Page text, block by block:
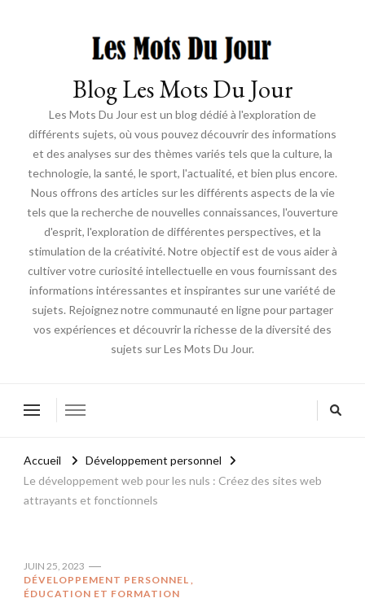
Blog Les Mots Du Jour
Les Mots Du Jour est un blog dédié à l'exploration de
différents sujets, où vous pouvez découvrir des informations
et des analyses sur des thèmes variés tels que la culture, la
technologie, la santé, le sport, l'actualité, et bien plus encore.
Nous offrons des articles sur les différents aspects de la vie
tels que la recherche de nouvelles connaissances, l'ouverture
d'esprit, l'exploration de différentes perspectives, et la
stimulation de la créativité. Notre objectif est de vous aider à
cultiver votre curiosité intellectuelle en vous fournissant des
informations intéressantes et inspirantes sur une variété de
sujets. Rejoignez notre communauté en ligne pour partager
vos expériences et découvrir la richesse de la diversité des
sujets sur Les Mots Du Jour.
Accueil
Développement personnel
Le développement web pour les nuls : Créez des sites web
attrayants et fonctionnels
JUIN 25, 2023
DÉVELOPPEMENT PERSONNEL
ÉDUCATION ET FORMATION